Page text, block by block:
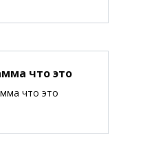
что это
что это